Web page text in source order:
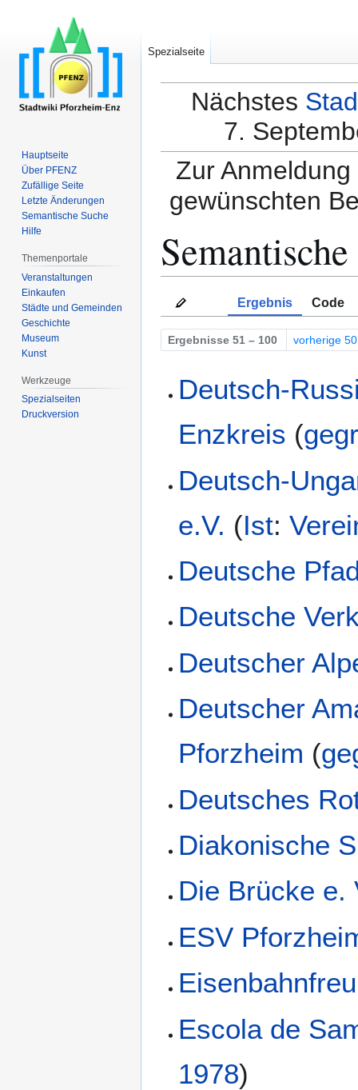
Nächstes
7.
Zur
gewünschten
Navigation
springen
Suche
springen
Ergebnis Code
Ergebnisse 51 – 100 vorherige 50
Deutsch-
Enzkreis (
Deutsch-
e.V. (Ist:
Deutsche
Deutsche
Deutscher
Deutscher
Pforzheim (
Deutsches
Diakonische
Die Brücke e.
ESV
Escola de
1978)
Spezialseite
Hauptseite
Über PFENZ
Zufällige Seite
Letzte Änderungen
Semantische Suche
Hilfe
Themenportale
Veranstaltungen
Einkaufen
Städte und Gemeinden
Geschichte
Museum
Kunst
Werkzeuge
Spezialseiten
Druckversion